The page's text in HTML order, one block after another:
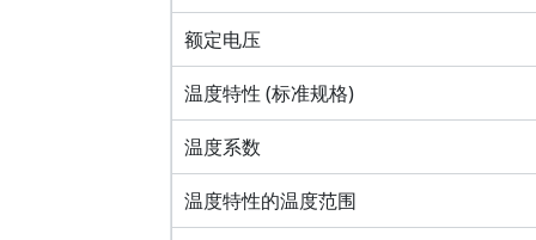
额定电压
温度特性 (标准规格)
温度系数
温度特性的温度范围